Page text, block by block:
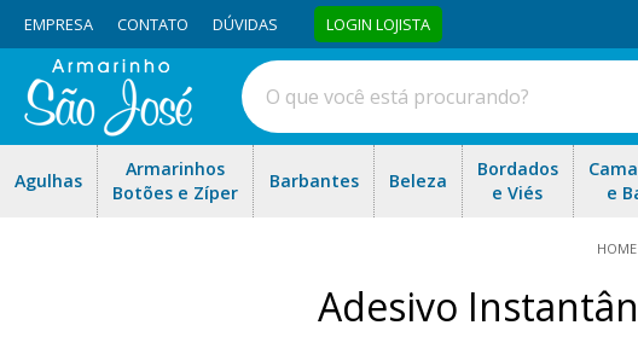
EMPRESA CONTATO DÚVIDAS LOGIN LOJISTA
Agulhas
Armarinhos
Botões e Zíper
Barbantes Beleza
Bordados
e Viés
e
HOME
Adesivo